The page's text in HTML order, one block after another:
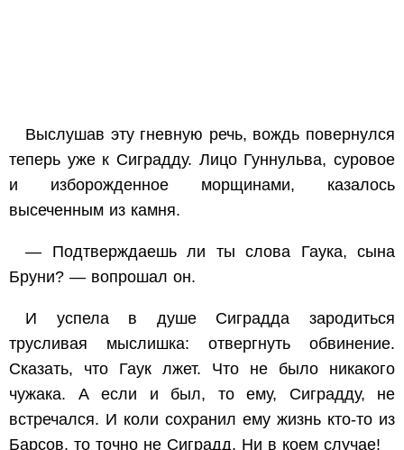
Выслушав эту гневную речь, вождь повернулся
теперь уже к Сиградду. Лицо Гуннульва, суровое
и изборожденное морщинами, казалось
высеченным из камня.
— Подтверждаешь ли ты слова Гаука, сына
Бруни? — вопрошал он.
И успела в душе Сиградда зародиться
трусливая мыслишка: отвергнуть обвинение.
Сказать, что Гаук лжет. Что не было никакого
чужака. А если и был, то ему, Сиградду, не
встречался. И коли сохранил ему жизнь кто-то из
Барсов, то точно не Сиградд. Ни в коем случае!